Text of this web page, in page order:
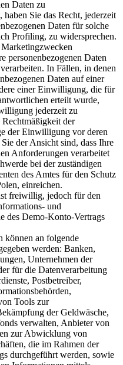
Daten zu
Sie das Recht, jederzeit
Daten für solche
Profiling, zu widersprechen.
personenbezogenen Daten
In Fällen, in denen
Daten auf einer
einer Einwilligung, die für
erteilt wurde,
jederzeit zu
der
der Einwilligung vor deren
der Ansicht sind, dass Ihre
Anforderungen verarbeitet
bei der zuständigen
des Amtes für den Schutz
einreichen.
freiwillig, jedoch für den
und
des Demo-Konto-Vertrags
können an folgende
werden: Banken,
Unternehmen der
für die Datenverarbeitung
Postbetreiber,
Tools zur
der Geldwäsche,
verwalten, Anbieter von
zur Abwicklung von
die im Rahmen der
durchgeführt werden, sowie